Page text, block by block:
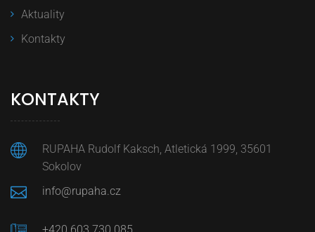
Aktuality
Kontakty
KONTAKTY
RUPAHA Rudolf Kaksch, Atletická 1999, 35601
Sokolov
info@rupaha.cz